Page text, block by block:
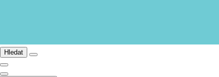
Hledat